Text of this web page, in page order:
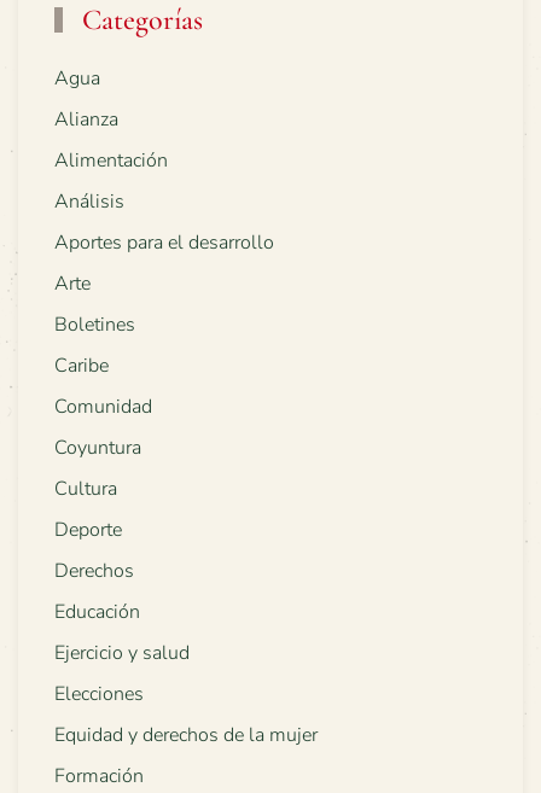
Categorías
Agua
Alianza
Alimentación
Análisis
Aportes para el desarrollo
Arte
Boletines
Caribe
Comunidad
Coyuntura
Cultura
Deporte
Derechos
Educación
Ejercicio y salud
Elecciones
Equidad y derechos de la mujer
Formación